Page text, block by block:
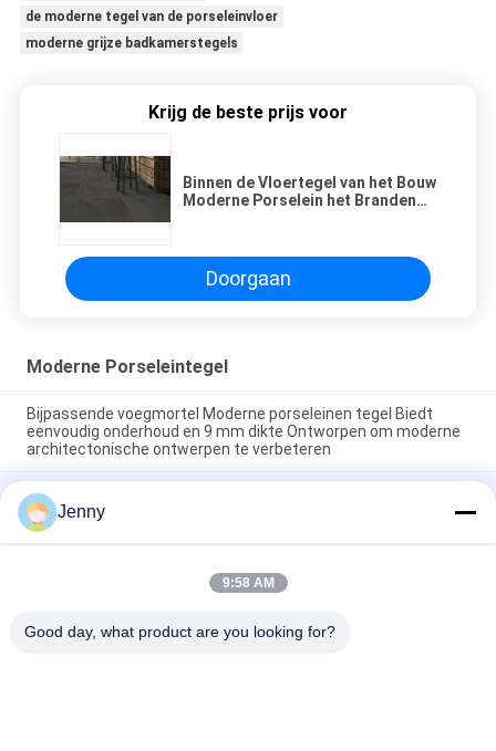
de moderne tegel van de porseleinvloer
moderne grijze badkamerstegels
Krijg de beste prijs voor
Binnen de Vloertegel van het Bouw
Moderne Porselein het Branden
Doorgaan
Moderne Porseleintegel
Bijpassende voegmortel Moderne porseleinen tegel Biedt
eenvoudig onderhoud en 9 mm dikte Ontworpen om moderne
architectonische ontwerpen te verbeteren
Eenvoudig te onderhouden moderne porseleinen vloertegel
met een gladde textuur, ontworpen om een strak oppervlak te
bieden dat bestand is tegen vlekken en dagelijkse slijtage
Zwevende Installatie Moderne Porseleinen Tegel Binnen 9mm
Dikte Perfecte Keuze Duurzaam Oppervlak Ideaal Voor
Jenny
9:58 AM
Good day, what product are you looking for?